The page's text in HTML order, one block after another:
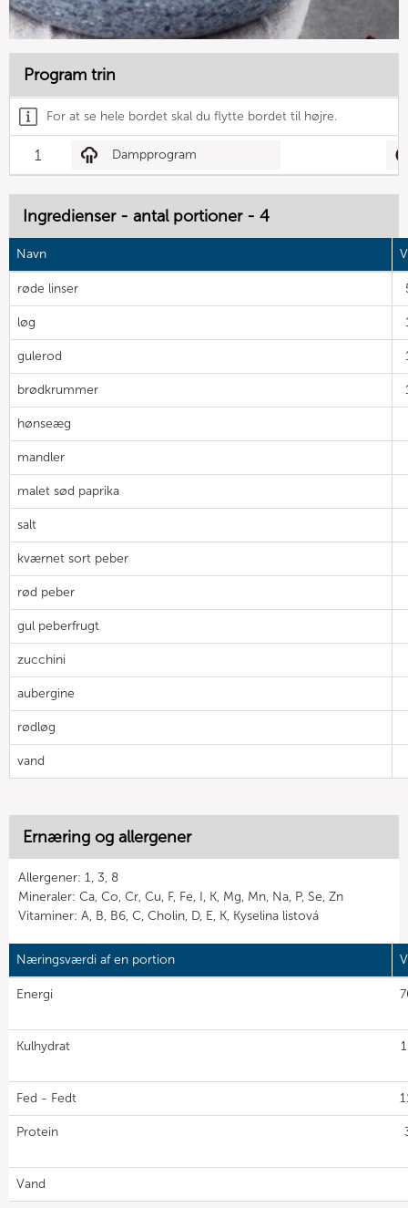
Program trin
For at se hele bordet skal du flytte bordet til højre.
1 Dampprogram
Ingredienser - antal portioner - 4
Navn
røde linser
løg
gulerod
brødkrummer
hønseæg
mandler
malet sød paprika
salt
kværnet sort peber
rød peber
gul peberfrugt
zucchini
aubergine
rødløg
vand
Ernæring og allergener
Allergener: 1, 3, 8
Mineraler: Ca, Co, Cr, Cu, F, Fe, I, K, Mg, Mn, Na, P, Se, Zn
Vitaminer: A, B, B6, C, Cholin, D, E, K, Kyselina listová
Næringsværdi af en portion
Energi
Kulhydrat
Fed - Fedt
Protein
Vand